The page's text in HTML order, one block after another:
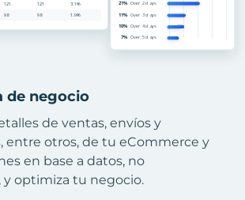
de negocio
de ventas, envíos y
entre otros, de tu eCommerce y
en base a datos, no
y optimiza tu negocio.